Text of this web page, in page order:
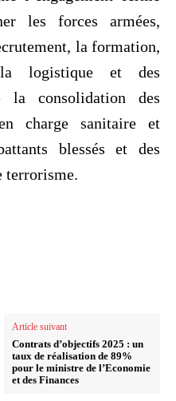
les forces armées,
la formation,
logistique et des
la consolidation des
charge sanitaire et
blessés et des
terrorisme.
Article suivant
Contrats d’objectifs 2025 : un
taux de réalisation de 89%
pour le ministre de l’Economie
et des Finances